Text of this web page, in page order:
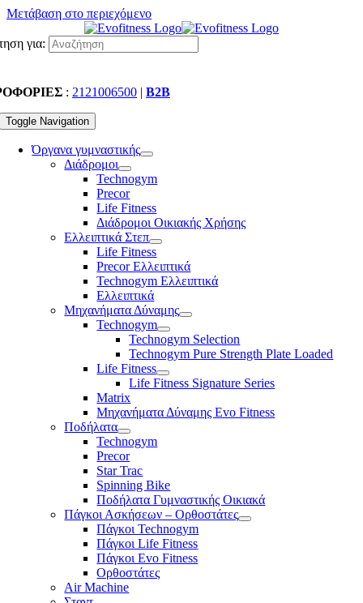
Μετάβαση στο περιεχόμενο
για:
: 2121006500 | B2B
Toggle Navigation
Όργανα γυμναστικής
Διάδρομοι
Technogym
Precor
Life Fitness
Διάδρομοι Οικιακής Χρήσης
Ελλειπτικά Στεπ
Life Fitness
Precor Ελλειπτικά
Technogym Ελλειπτικά
Ελλειπτικά
Μηχανήματα Δύναμης
Technogym
Technogym Selection
Technogym Pure Strength Plate Loaded
Life Fitness
Life Fitness Signature Series
Matrix
Μηχανήματα Δύναμης Evo Fitness
Ποδήλατα
Technogym
Precor
Star Trac
Spinning Bike
Ποδήλατα Γυμναστικής Οικιακά
Πάγκοι Ασκήσεων – Ορθοστάτες
Πάγκοι Technogym
Πάγκοι Life Fitness
Πάγκοι Evo Fitness
Ορθοστάτες
Air Machine